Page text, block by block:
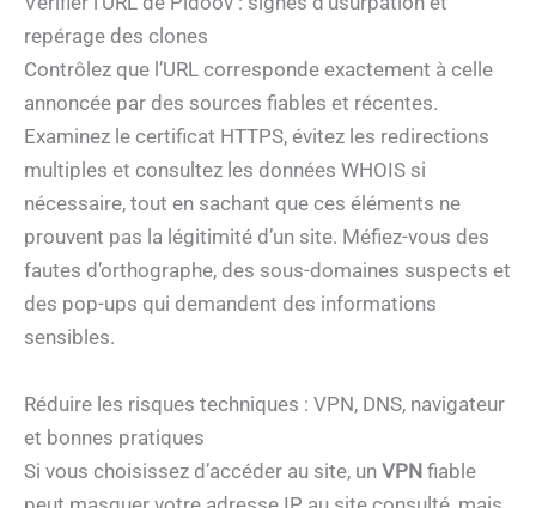
repérage des clones
Contrôlez que l’URL corresponde exactement à celle
annoncée par des sources fiables et récentes.
Examinez le certificat HTTPS, évitez les redirections
multiples et consultez les données WHOIS si
nécessaire, tout en sachant que ces éléments ne
prouvent pas la légitimité d’un site. Méfiez-vous des
fautes d’orthographe, des sous-domaines suspects et
des pop-ups qui demandent des informations
sensibles.
Réduire les risques techniques : VPN, DNS, navigateur
et bonnes pratiques
Si vous choisissez d’accéder au site, un VPN fiable